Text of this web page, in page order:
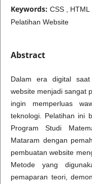
Keywords: CSS , HTML
Pelatihan Website
Abstract
Dalam era digital
website menjadi sangat
ingin memperluas
teknologi. Pelatihan ini
Program Studi
Mataram dengan
pembuatan website
Metode yang
pemaparan teori,